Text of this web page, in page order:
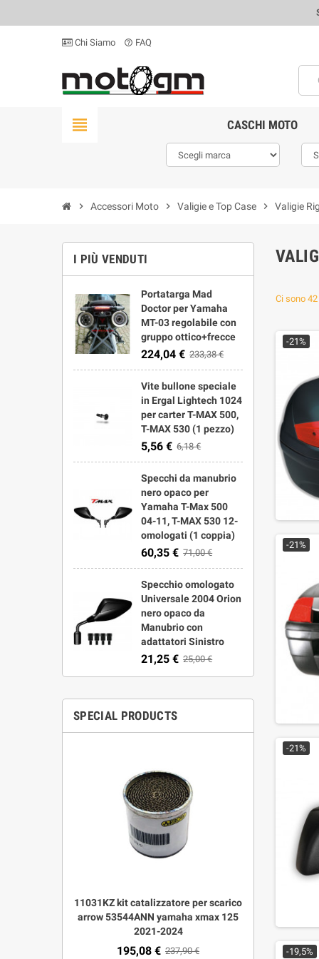
Chi Siamo help_outline FAQ
view_headline CASCHI MOTO
chevron_right Accessori Moto chevron_right Valigie e Top Case chevron_right Valigie
I PIÙ VENDUTI
Portatarga Mad
Doctor per Yamaha
MT-03 regolabile con
gruppo ottico+frecce
224,04 € 233,38 €
Vite bullone speciale
in Ergal Lightech 1024
per carter T-MAX 500,
T-MAX 530 (1 pezzo)
5,56 € 6,18 €
Specchi da manubrio
nero opaco per
Yamaha T-Max 500
04-11, T-MAX 530 12-
omologati (1 coppia)
60,35 € 71,00 €
Specchio omologato
Universale 2004 Orion
nero opaco da
Manubrio con
adattatori Sinistro
21,25 € 25,00 €
SPECIAL PRODUCTS
11031KZ kit catalizzatore per scarico
arrow 53544ANN yamaha xmax 125
2021-2024
195,08 € 237,90 €
Ci sono
-21%
-21%
-21%
-19,5%